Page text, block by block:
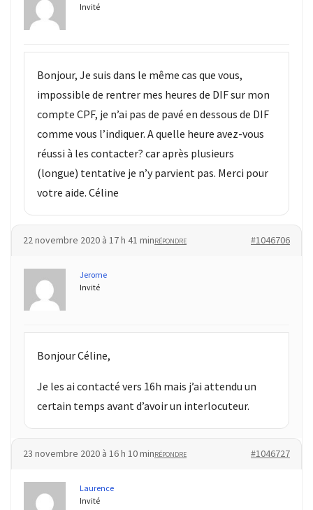
Invité
Bonjour, Je suis dans le même cas que vous,
impossible de rentrer mes heures de DIF sur mon
compte CPF, je n’ai pas de pavé en dessous de DIF
comme vous l’indiquer. A quelle heure avez-vous
réussi à les contacter? car après plusieurs
(longue) tentative je n’y parvient pas. Merci pour
votre aide. Céline
22 novembre 2020 à 17 h 41 min #1046706
RÉPONDRE
Jerome
Invité
Bonjour Céline,
Je les ai contacté vers 16h mais j’ai attendu un
certain temps avant d’avoir un interlocuteur.
23 novembre 2020 à 16 h 10 min #1046727
RÉPONDRE
Laurence
Invité